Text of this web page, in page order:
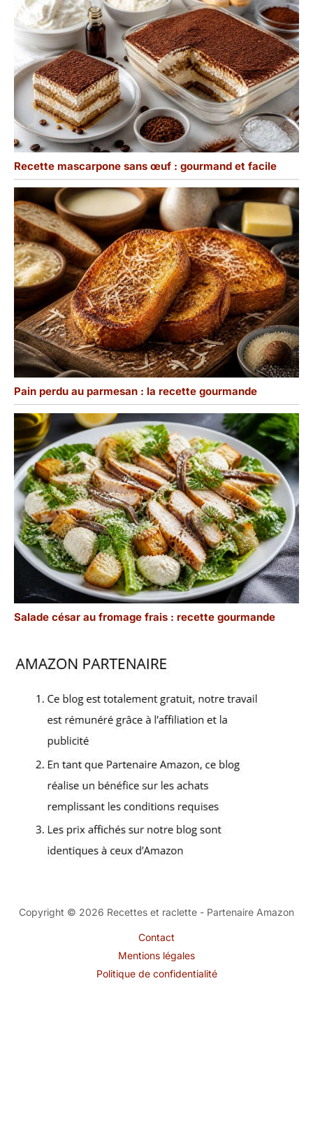
Recette mascarpone sans œuf : gourmand et facile
Pain perdu au parmesan : la recette gourmande
Salade césar au fromage frais : recette gourmande
Copyright © 2026 Recettes et raclette - Partenaire Amazon
Contact
Mentions légales
Politique de confidentialité